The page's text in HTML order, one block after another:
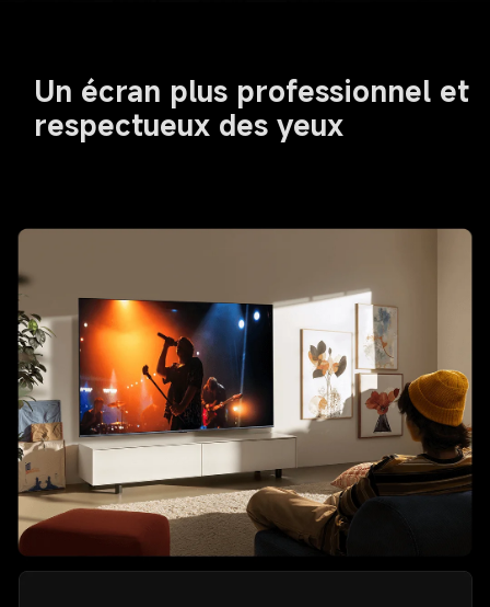
Un écran plus professionnel et
respectueux des yeux